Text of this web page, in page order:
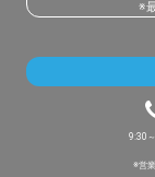
※
9:30
※営